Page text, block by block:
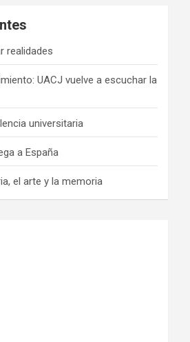
realidades
UACJ vuelve a escuchar la
universitaria
a España
el arte y la memoria